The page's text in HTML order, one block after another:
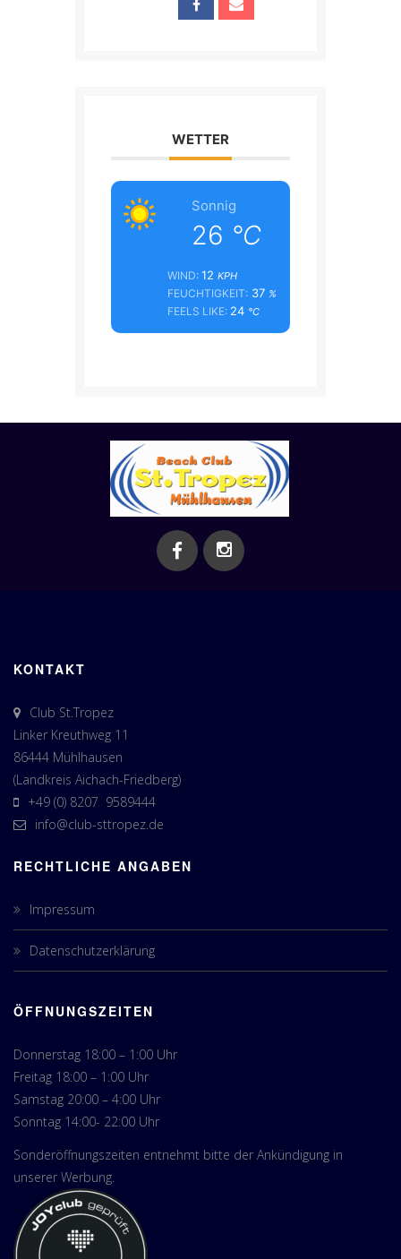
WETTER
Sonnig
26 °C
WIND:12 KPH
FEUCHTIGKEIT: 37 %
FEELS LIKE: 24 °C
KONTAKT
Club St.Tropez
Linker Kreuthweg 11
86444 Mühlhausen
(Landkreis Aichach-Friedberg)
+49 (0) 8207 9589444
info@club-sttropez.de
RECHTLICHE ANGABEN
Impressum
Datenschutzerklärung
ÖFFNUNGSZEITEN
Donnerstag 18:00 – 1:00 Uhr
Freitag 18:00 – 1:00 Uhr
Samstag 20:00 – 4:00 Uhr
Sonntag 14:00- 22:00 Uhr
Sonderöffnungszeiten entnehmt bitte der Ankündigung in
unserer Werbung.